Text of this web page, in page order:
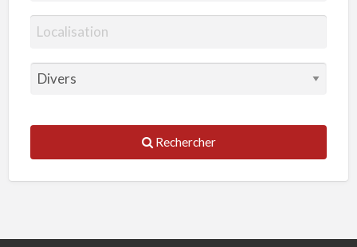
Rechercher